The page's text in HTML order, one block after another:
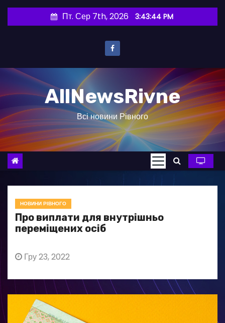
и
о
в
Пт. Сер 7th, 2026 3:43:45 PM
AllNewsRivne
Всі новини Рівного
НОВИНИ РІВНОГО
Про виплати для внутрішньо
переміщених осіб
Гру 23, 2022